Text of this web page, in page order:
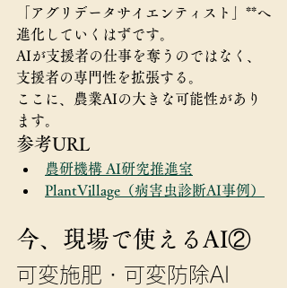
「アグリデータサイエンティスト」**へ
進化していくはずです。
AIが支援者の仕事を奪うのではなく、
支援者の専門性を拡張する。
ここに、農業AIの大きな可能性があり
ます。
参考URL
農研機構 AI研究推進室
PlantVillage（病害虫診断AI事例）
今、現場で使えるAI②
可変施肥・可変防除AI